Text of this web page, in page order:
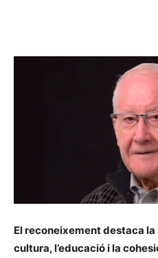
El reconeixement destaca
cultura, l’educació i la